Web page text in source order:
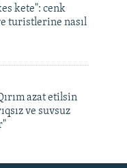
kete": cenk
turistlerine nasıl
azat etilsin
ve suvsuz